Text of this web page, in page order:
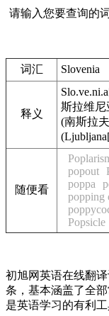
请输入您要查询的
词汇 Slovenia
释义
Slo.ve.ni.a
斯拉维尼
(南斯拉
随便看
popout
poppa
popping
Popsicle
初旭网英语在线翻
条，基本涵盖了全
是英语学习的有利工